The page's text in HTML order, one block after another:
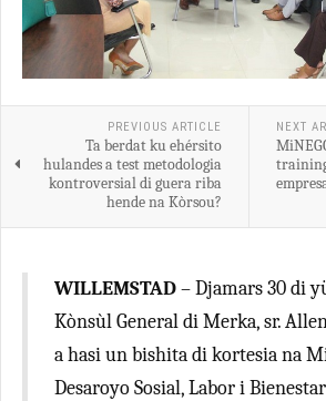
PREVIOUS ARTICLE
Ta berdat ku ehérsito
hulandes a test metodologia
kontroversial di guera riba
hende na Kòrsou?
NEXT
WILLEMSTAD– Djamars 30 di
Kònsùl General di Merka, sr.
a hasi un bishita di kortesia na
Desaroyo Sosial, Labor i